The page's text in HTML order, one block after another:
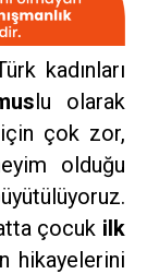
kadınları
lu olarak
çok zor,
olduğu
çocuk ilk
hikayelerini